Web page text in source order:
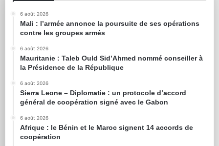
6 août 2026
Mali : l’armée annonce la poursuite de ses opérations
contre les groupes armés
6 août 2026
Mauritanie : Taleb Ould Sid’Ahmed nommé conseiller à
la Présidence de la République
6 août 2026
Sierra Leone – Diplomatie : un protocole d’accord
général de coopération signé avec le Gabon
6 août 2026
Afrique : le Bénin et le Maroc signent 14 accords de
coopération